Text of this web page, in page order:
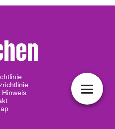
Hinweis